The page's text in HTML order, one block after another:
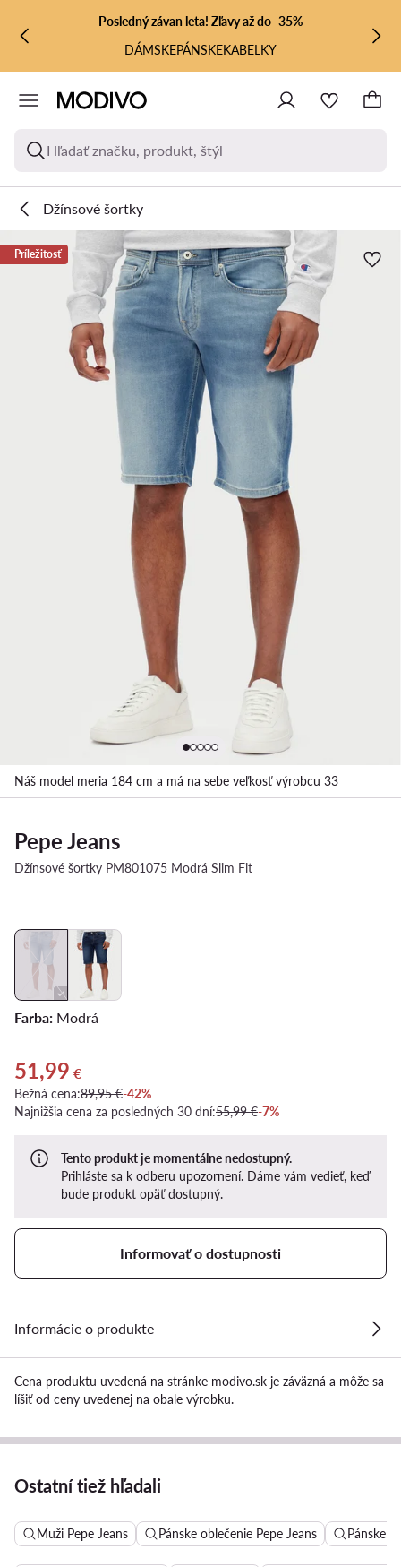
PREJSŤ NA HLAVNÝ OBSAH
PREJSŤ NA VYHĽADÁVANIE
Posledný závan leta! Zľavy až do -35%
DÁMSKEPÁNSKEKABELKY
Hľadať značku, produkt, štýl
Džínsové šortky
Príležitosť
Náš model meria 184 cm a má na sebe veľkosť výrobcu 33
Pepe Jeans
Džínsové šortky PM801075 Modrá Slim Fit
Farba: Modrá
Aktuálna cena 51,99 €
51,99 €
Bežná cena:89,95 €-42%
Najnižšia cena za posledných 30 dní:55,99 €-7%
Tento produkt je momentálne nedostupný.
Prihláste sa k odberu upozornení. Dáme vám vedieť, keď
bude produkt opäť dostupný.
Informovať o dostupnosti
Informácie o produkte
Cena produktu uvedená na stránke modivo.sk je záväzná a môže sa
líšiť od ceny uvedenej na obale výrobku.
Ostatní tiež hľadali
Muži Pepe Jeans Pánske oblečenie Pepe Jeans Pánske